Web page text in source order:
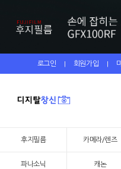
로그인 | 회원가입 |
후지필름 카메라/렌즈
파나소닉 캐논